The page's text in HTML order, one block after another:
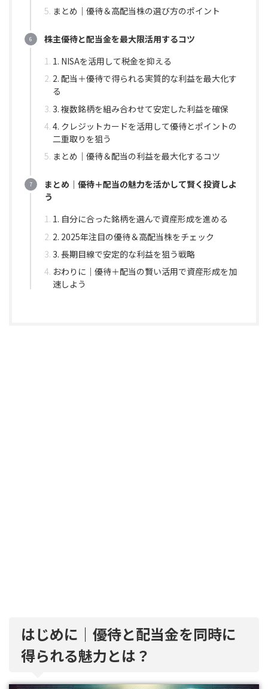
まとめ｜優待＆高配当株の選び方のポイント
株主優待と配当金を最大限活用するコツ
1. NISAを活用して税金を抑える
2. 配当＋優待で得られる実質的な利益を最大化す
る
3. 複数銘柄を組み合わせて安定した利益を確保
4. クレジットカードを活用して優待とポイントの
二重取りを狙う
まとめ｜優待＆配当の利益を最大化するコツ
まとめ｜優待＋配当の魅力を活かして賢く投資しよ
う
1. 自分に合った銘柄を選んで資産形成を進める
2. 2025年注目の優待＆高配当株をチェック
3. 長期目線で安定的な利益を狙う戦略
おわりに｜優待＋配当の賢い活用で資産形成を加
速しよう
はじめに｜優待と配当金を同時に
得られる魅力とは？